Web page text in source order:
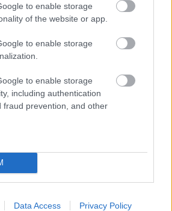
to enable storage
of the website or app.
to enable storage
to enable storage
including authentication
fraud prevention, and other
Data Access Privacy Policy
a Norris-Piastri párost a
borítaná fel Verstappenért